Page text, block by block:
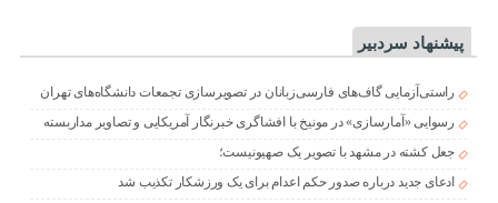
پیشنهاد سردبیر
راستی‌آزمایی گاف‌های فارسی‌زبانان در تصویرسازی تجمعات دانشگاه‌های تهران
رسوایی «آمارسازی» در مونیخ با افشاگری خبرنگار آمریکایی و تصاویر مداربسته
جعل کشته در مشهد با تصویر یک صهیونیست؛
ادعای جدید درباره صدور حکم اعدام برای یک ورزشکار تکذیب شد